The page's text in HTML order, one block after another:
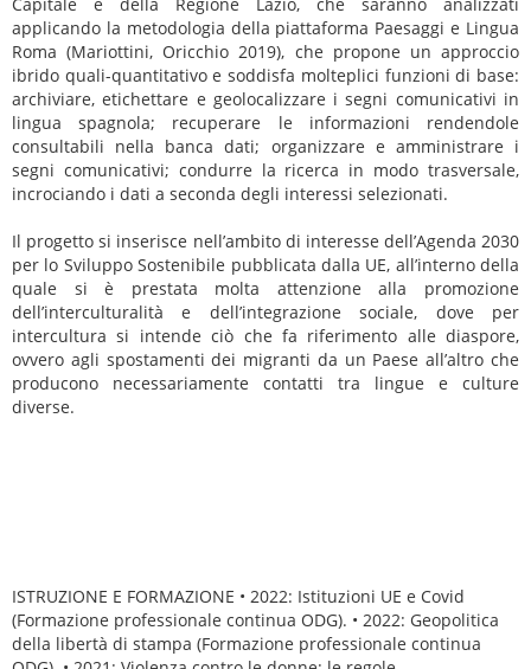
applicando la metodologia della piattaforma Paesaggi e Lingua
Roma (Mariottini, Oricchio 2019), che propone un approccio
ibrido quali-quantitativo e soddisfa molteplici funzioni di base:
archiviare, etichettare e geolocalizzare i segni comunicativi in
lingua spagnola; recuperare le informazioni rendendole
consultabili nella banca dati; organizzare e amministrare i
segni comunicativi; condurre la ricerca in modo trasversale,
incrociando i dati a seconda degli interessi selezionati.
Il progetto si inserisce nell’ambito di interesse dell’Agenda 2030
per lo Sviluppo Sostenibile pubblicata dalla UE, all’interno della
quale si è prestata molta attenzione alla promozione
dell’interculturalità e dell’integrazione sociale, dove per
intercultura si intende ciò che fa riferimento alle diaspore,
ovvero agli spostamenti dei migranti da un Paese all’altro che
producono necessariamente contatti tra lingue e culture
diverse.
ISTRUZIONE E FORMAZIONE • 2022: Istituzioni UE e Covid
(Formazione professionale continua ODG). • 2022: Geopolitica
della libertà di stampa (Formazione professionale continua